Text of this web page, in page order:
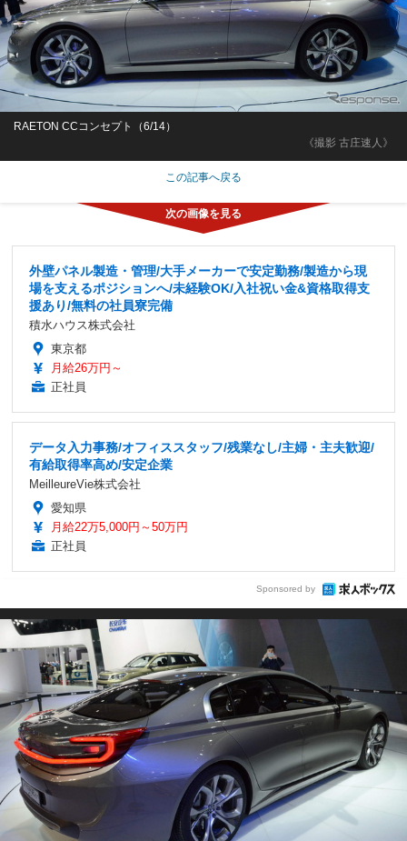
《撮影 古庄速人》
RAETON CCコンセプト（6/14）
この記事へ戻る
外壁パネル製造・管理/大手メーカーで安定勤務/製造から現
場を支えるポジションへ/未経験OK/入社祝い金&資格取得支
援あり/無料の社員寮完備
積水ハウス株式会社
東京都
月給26万円～
正社員
データ入力事務/オフィススタッフ/残業なし/主婦・主夫歓迎/
有給取得率高め/安定企業
MeilleureVie株式会社
愛知県
月給22万5,000円～50万円
正社員
Sponsored by